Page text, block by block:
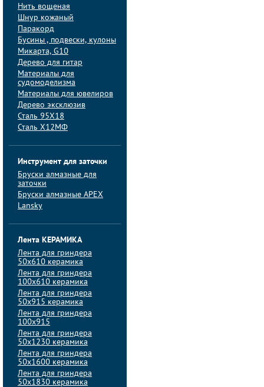
Нить вощеная
Шнур кожаный
Паракорд
Бусины , подвески, кулоны
Микарта, G10
Дерево для гитар
Материалы для
судомоделизма
Материалы для ювелиров
Дерево эксклюзив
Сталь 95Х18
Сталь Х12МФ
Инструмент для заточки
Бруски алмазные для
заточки
Бруски алмазные APEX
Lansky
Лента КЕРАМИКА
Лента для гриндера
50х610 керамика
Лента для гриндера
100х610 керамика
Лента для гриндера
50х915 керамика
Лента для гриндера
100х915
Лента для гриндера
50х1230 керамика
Лента для гриндера
50х1600 керамика
Лента для гриндера
50х1830 керамика